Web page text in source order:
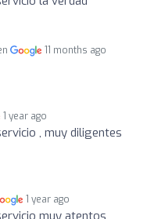
11 months ago
1 year ago
, muy diligentes
1 year ago
muy atentos